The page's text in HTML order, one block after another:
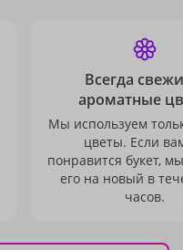
Всегда
ароматные
Мы используем
цветы. Если
понравится букет,
его на новый в
часов.